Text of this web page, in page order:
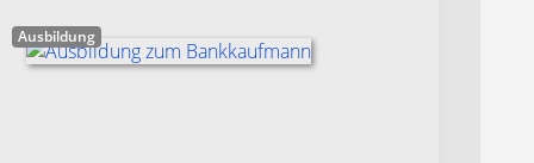
Ausbildung